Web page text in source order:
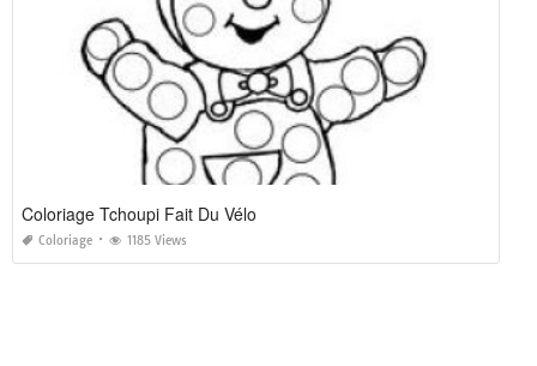
Coloriage Tchoupi Fait Du Vélo
Coloriage 1185 Views